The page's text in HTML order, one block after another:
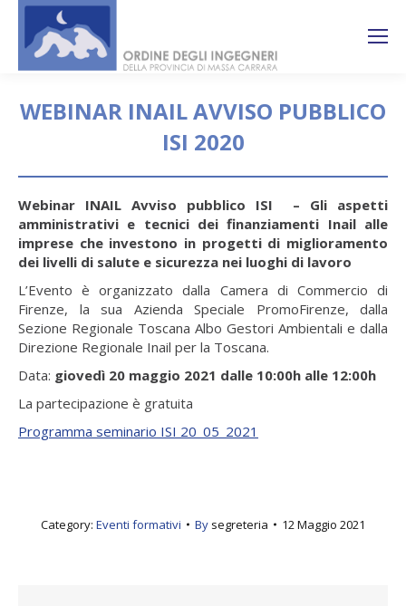
WEBINAR INAIL AVVISO PUBBLICO
ISI 2020
Webinar INAIL Avviso pubblico ISI – Gli aspetti
amministrativi e tecnici dei finanziamenti Inail alle
imprese che investono in progetti di miglioramento
dei livelli di salute e sicurezza nei luoghi di lavoro
L’Evento è organizzato dalla Camera di Commercio di
Firenze, la sua Azienda Speciale PromoFirenze, dalla
Sezione Regionale Toscana Albo Gestori Ambientali e dalla
Direzione Regionale Inail per la Toscana.
Data: giovedì 20 maggio 2021 dalle 10:00h alle 12:00h
La partecipazione è gratuita
Programma seminario ISI 20_05_2021
Category: Eventi formativi By segreteria 12 Maggio 2021